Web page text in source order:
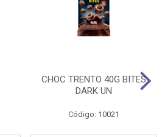
CHOC TRENTO 40G BITES
DARK UN
Código: 10021